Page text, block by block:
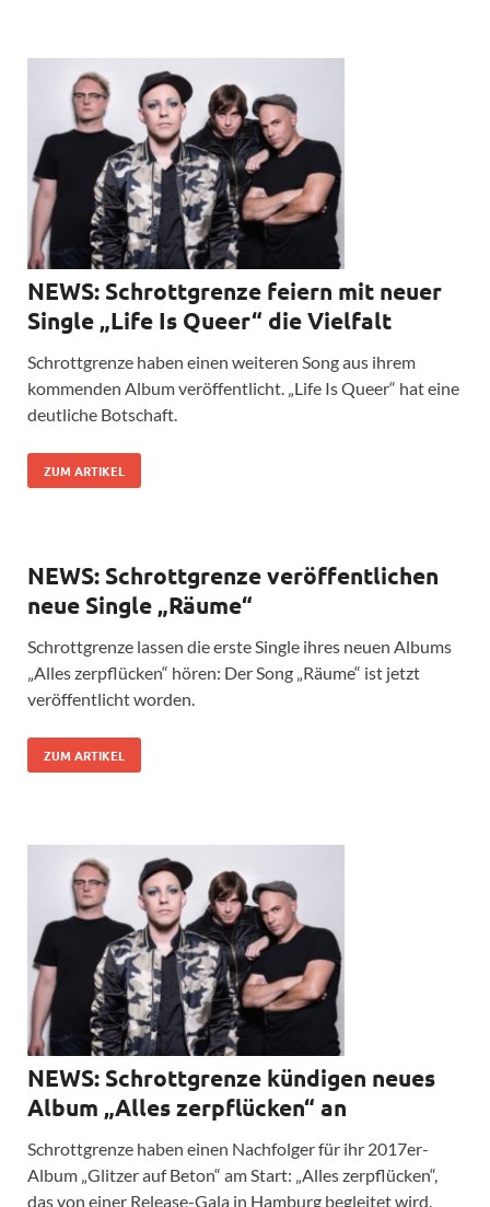
NEWS: Schrottgrenze feiern mit neuer
Single „Life Is Queer“ die Vielfalt
Schrottgrenze haben einen weiteren Song aus ihrem
kommenden Album veröffentlicht. „Life Is Queer“ hat eine
deutliche Botschaft.
ZUM ARTIKEL
NEWS: Schrottgrenze veröffentlichen
neue Single „Räume“
Schrottgrenze lassen die erste Single ihres neuen Albums
„Alles zerpflücken“ hören: Der Song „Räume“ ist jetzt
veröffentlicht worden.
ZUM ARTIKEL
NEWS: Schrottgrenze kündigen neues
Album „Alles zerpflücken“ an
Schrottgrenze haben einen Nachfolger für ihr 2017er-
Album „Glitzer auf Beton“ am Start: „Alles zerpflücken“,
das von einer Release-Gala in Hamburg begleitet wird.